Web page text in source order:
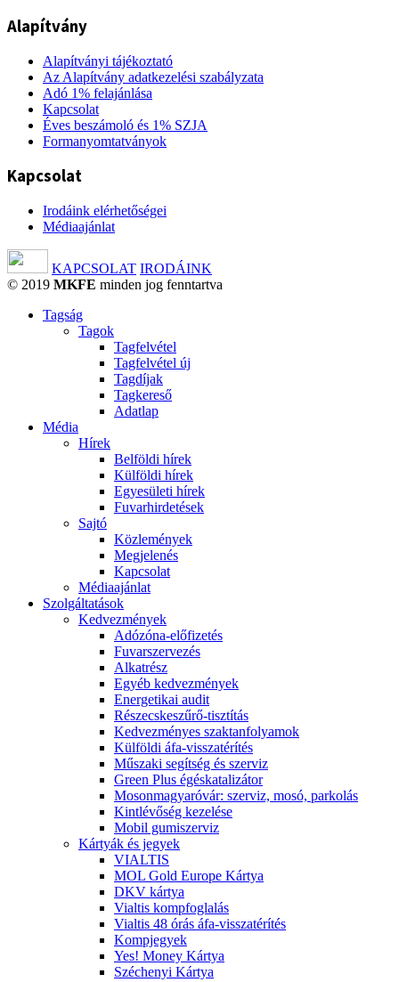
Alapítvány
Alapítványi tájékoztató
Az Alapítvány adatkezelési szabályzata
Adó 1% felajánlása
Kapcsolat
Éves beszámoló és 1% SZJA
Formanyomtatványok
Kapcsolat
Irodáink elérhetőségei
Médiaajánlat
KAPCSOLAT IRODÁINK
© 2019 MKFE minden jog fenntartva
Tagság
Tagok
Tagfelvétel
Tagfelvétel új
Tagdíjak
Tagkereső
Adatlap
Média
Hírek
Belföldi hírek
Külföldi hírek
Egyesületi hírek
Fuvarhirdetések
Sajtó
Közlemények
Megjelenés
Kapcsolat
Médiaajánlat
Szolgáltatások
Kedvezmények
Adózóna-előfizetés
Fuvarszervezés
Alkatrész
Egyéb kedvezmények
Energetikai audit
Részecskeszűrő-tisztítás
Kedvezményes szaktanfolyamok
Külföldi áfa-visszatérítés
Műszaki segítség és szerviz
Green Plus égéskatalizátor
Mosonmagyaróvár: szerviz, mosó, parkolás
Kintlévőség kezelése
Mobil gumiszerviz
Kártyák és jegyek
VIALTIS
MOL Gold Europe Kártya
DKV kártya
Vialtis kompfoglalás
Vialtis 48 órás áfa-visszatérítés
Kompjegyek
Yes! Money Kártya
Széchenyi Kártya